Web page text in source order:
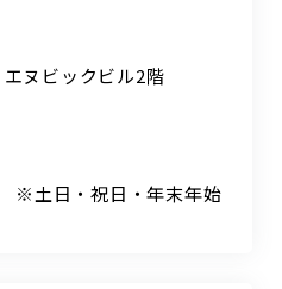
ヌビックビル2階
※土日・祝日・年末年始